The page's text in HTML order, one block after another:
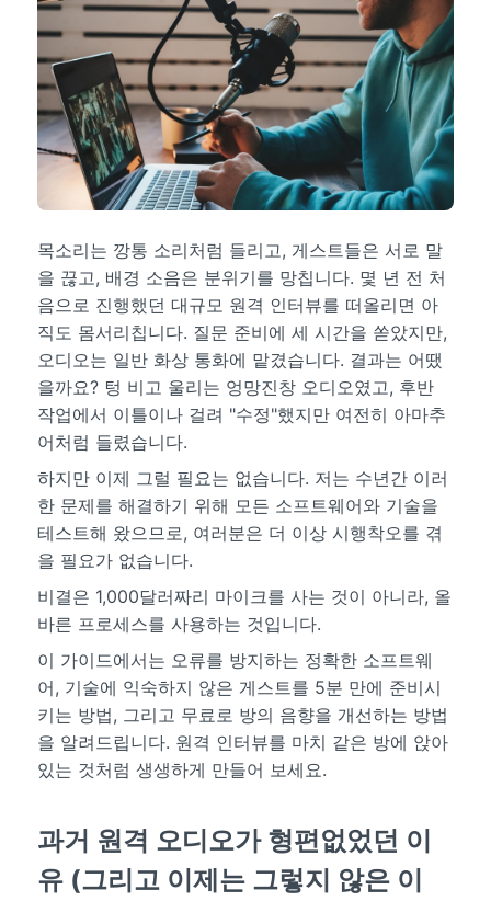
목소리는 깡통 소리처럼 들리고, 게스트들은 서로 말
을 끊고, 배경 소음은 분위기를 망칩니다. 몇 년 전 처
음으로 진행했던 대규모 원격 인터뷰를 떠올리면 아
직도 몸서리칩니다. 질문 준비에 세 시간을 쏟았지만,
오디오는 일반 화상 통화에 맡겼습니다. 결과는 어땠
을까요? 텅 비고 울리는 엉망진창 오디오였고, 후반
작업에서 이틀이나 걸려 "수정"했지만 여전히 아마추
어처럼 들렸습니다.
하지만 이제 그럴 필요는 없습니다. 저는 수년간 이러
한 문제를 해결하기 위해 모든 소프트웨어와 기술을
테스트해 왔으므로, 여러분은 더 이상 시행착오를 겪
을 필요가 없습니다.
비결은 1,000달러짜리 마이크를 사는 것이 아니라, 올
바른 프로세스를 사용하는 것입니다.
이 가이드에서는 오류를 방지하는 정확한 소프트웨
어, 기술에 익숙하지 않은 게스트를 5분 만에 준비시
키는 방법, 그리고 무료로 방의 음향을 개선하는 방법
을 알려드립니다. 원격 인터뷰를 마치 같은 방에 앉아
있는 것처럼 생생하게 만들어 보세요.
과거 원격 오디오가 형편없었던 이
유 (그리고 이제는 그렇지 않은 이